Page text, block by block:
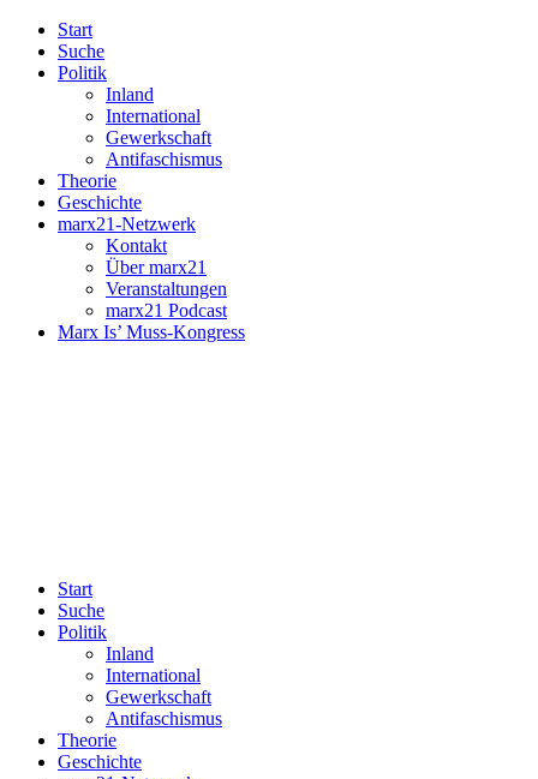
Start
Suche
Politik
Inland
International
Gewerkschaft
Antifaschismus
Theorie
Geschichte
marx21-Netzwerk
Kontakt
Über marx21
Veranstaltungen
marx21 Podcast
Marx Is’ Muss-Kongress
Start
Suche
Politik
Inland
International
Gewerkschaft
Antifaschismus
Theorie
Geschichte